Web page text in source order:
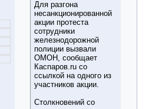
Для разгона
несанкционированной
акции протеста
сотрудники
железнодорожной
полиции вызвали
ОМОН, сообщает
Каспаров.ru со
ссылкой на одного из
участников акции.
Столкновений со